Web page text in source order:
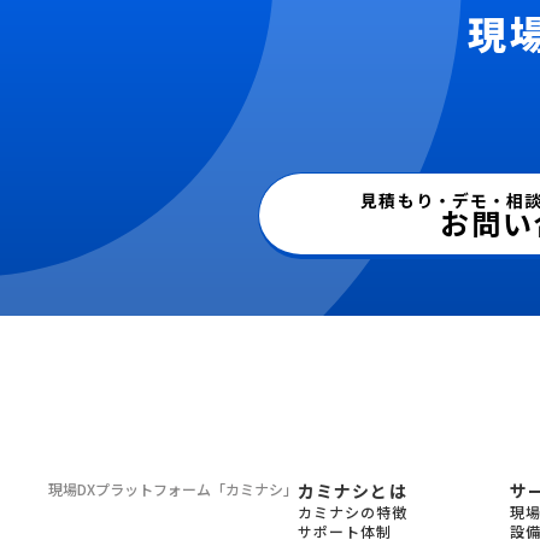
現
見積もり・デモ・相
お問
現場DXプラットフォーム 「カミナシ」 カミナシとは
カミナシの特徴
サポート体制
サ
現
設